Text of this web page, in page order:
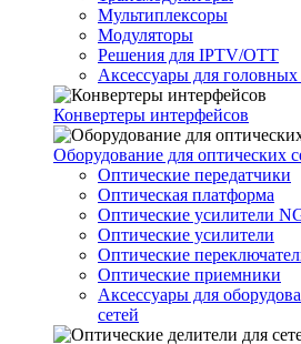
Мультиплексоры
Модуляторы
Решения для IPTV/OTT
Аксессуары для
Конвертеры интерфейсов
Оборудование для оптических
Оптические передатчики
Оптическая платформа
Оптические усилители
Оптические усилители
Оптические
Оптические приемники
Аксессуары для
сетей